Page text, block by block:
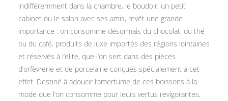
indifféremment dans la chambre, le boudoir, un petit
cabinet ou le salon avec ses amis, revêt une grande
importance : on consomme désormais du chocolat, du thé
ou du café, produits de luxe importés des régions lointaines
et réservés à l’élite, que l’on sert dans des pièces
d’orfèvrerie et de porcelaine conçues spécialement à cet
effet. Destiné à adoucir l’amertume de ces boissons à la
mode que l’on consomme pour leurs vertus revigorantes,